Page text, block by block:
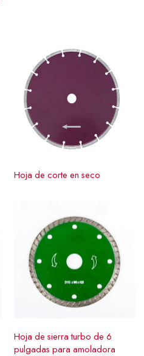
Hoja de corte en seco
Hoja de sierra turbo de 6
pulgadas para amoladora